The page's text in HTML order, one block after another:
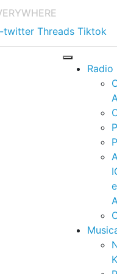
twitter Threads Tiktok
Radio
e